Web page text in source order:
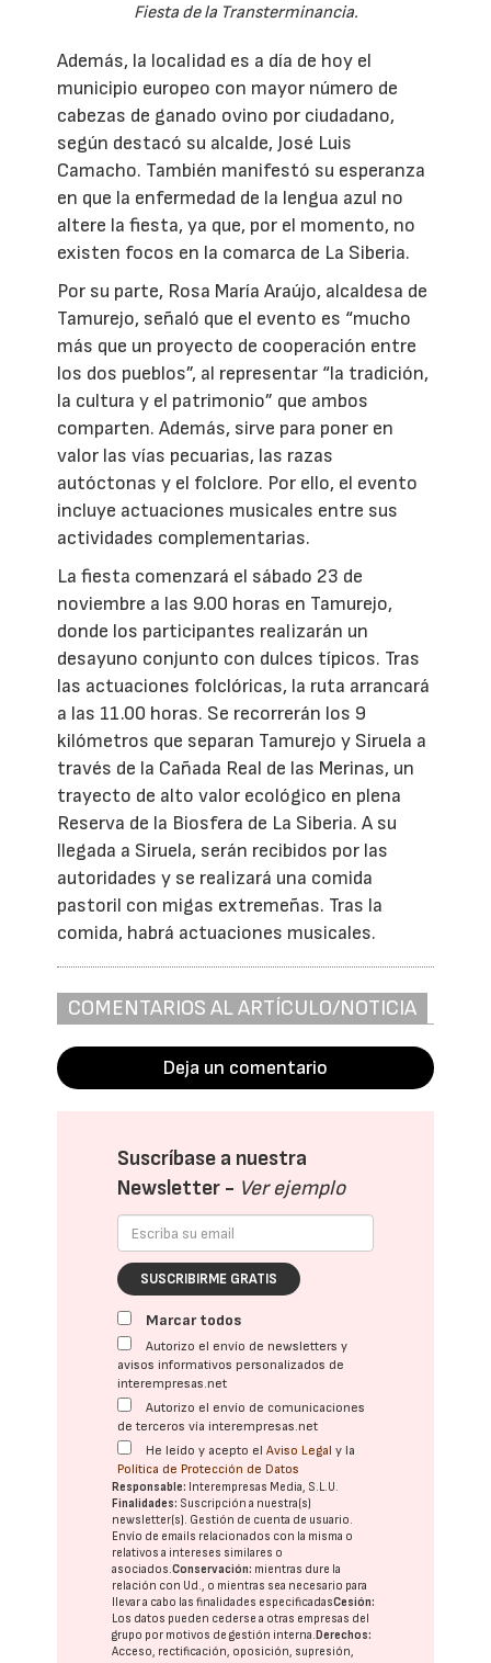
Fiesta de la Transterminancia.
Además, la localidad es a día de hoy el
municipio europeo con mayor número de
cabezas de ganado ovino por ciudadano,
según destacó su alcalde, José Luis
Camacho. También manifestó su esperanza
en que la enfermedad de la lengua azul no
altere la fiesta, ya que, por el momento, no
existen focos en la comarca de La Siberia.
Por su parte, Rosa María Araújo, alcaldesa de
Tamurejo, señaló que el evento es “mucho
más que un proyecto de cooperación entre
los dos pueblos”, al representar “la tradición,
la cultura y el patrimonio” que ambos
comparten. Además, sirve para poner en
valor las vías pecuarias, las razas
autóctonas y el folclore. Por ello, el evento
incluye actuaciones musicales entre sus
actividades complementarias.
La fiesta comenzará el sábado 23 de
noviembre a las 9.00 horas en Tamurejo,
donde los participantes realizarán un
desayuno conjunto con dulces típicos. Tras
las actuaciones folclóricas, la ruta arrancará
a las 11.00 horas. Se recorrerán los 9
kilómetros que separan Tamurejo y Siruela a
través de la Cañada Real de las Merinas, un
trayecto de alto valor ecológico en plena
Reserva de la Biosfera de La Siberia. A su
llegada a Siruela, serán recibidos por las
autoridades y se realizará una comida
pastoril con migas extremeñas. Tras la
comida, habrá actuaciones musicales.
COMENTARIOS AL ARTÍCULO/NOTICIA
Deja un comentario
Suscríbase a nuestra
Newsletter - Ver ejemplo
SUSCRIBIRME GRATIS
Marcar todos
Autorizo el envío de newsletters y
avisos informativos personalizados de
interempresas.net
Autorizo el envío de comunicaciones
de terceros vía interempresas.net
He leído y acepto elAviso Legal y la
Política de Protección de Datos
Responsable: Interempresas Media, S.L.U.
Finalidades: Suscripción a nuestra(s)
newsletter(s). Gestión de cuenta de usuario.
Envío de emails relacionados con la misma o
relativos a intereses similares o
asociados.Conservación: mientras dure la
relación con Ud., o mientras sea necesario para
llevar a cabo las finalidades especificadasCesión:
Los datos pueden cederse a otras empresas del
grupo por motivos de gestión interna. Derechos:
Acceso, rectificación, oposición, supresión,